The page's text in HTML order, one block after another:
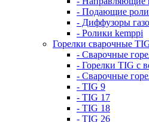
- Подающие
- Диффузоры
- Ролики kemppi
Горелки сварочные
- Сварочные
- Горелки TIG с
- Сварочные
- TIG 9
- TIG 17
- TIG 18
- TIG 26